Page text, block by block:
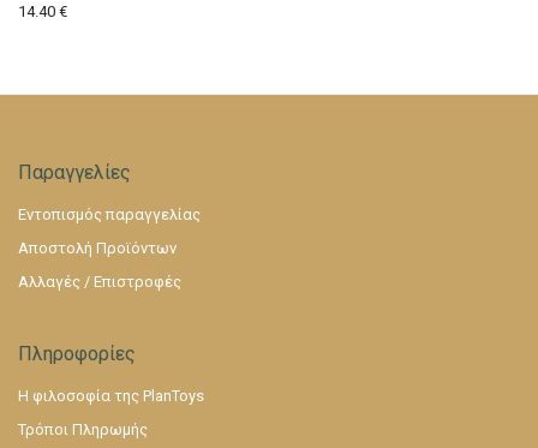
14.40 €
Παραγγελίες
Εντοπισμός παραγγελίας
Αποστολή Προϊόντων
Αλλαγές / Επιστροφές
Πληροφορίες
Η φιλοσοφία της PlanToys
Τρόποι Πληρωμής